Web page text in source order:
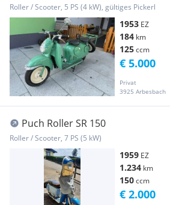
Roller / Scooter, 5 PS (4 kW), gültiges Pickerl
1953 EZ
184 km
125ccm
Privat
3925 Arbesbach
€ 5.000
Puch Roller SR 150
Roller / Scooter, 7 PS (5 kW)
1959 EZ
1.234 km
150ccm
€ 2.000